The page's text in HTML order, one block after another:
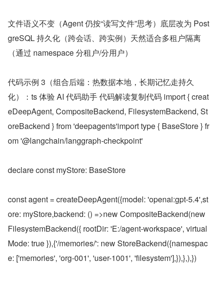
文件语义不变（Agent 仍按“读写文件”思考）底层改为 Post
greSQL 持久化（跨会话、跨实例）天然适合多租户隔离
（通过 namespace 分租户/分用户）
代码示例 3（组合后端：热数据本地，长期记忆走持久
化）：ts 体验 AI 代码助手 代码解读复制代码 import { creat
eDeepAgent, CompositeBackend, FilesystemBackend, St
oreBackend } from 'deepagents'import type { BaseStore } fr
om '@langchain/langgraph-checkpoint'
declare const myStore: BaseStore
const agent = createDeepAgent({model: 'openai:gpt-5.4',st
ore: myStore,backend: () =>new CompositeBackend(new
FilesystemBackend({ rootDir: 'E:/agent-workspace', virtual
Mode: true }),{'/memories/': new StoreBackend({namespac
e: ['memories', 'org-001', 'user-1001', 'filesystem'],}),},),})